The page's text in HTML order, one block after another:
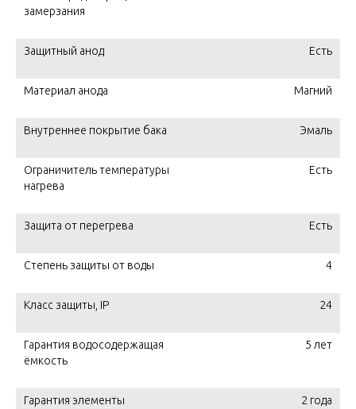
замерзания
Защитный анод Есть
Материал анода Магний
Внутреннее покрытие бака Эмаль
Ограничитель температуры
нагрева
Есть
Защита от перегрева Есть
Степень защиты от воды 4
Класс защиты, IP 24
Гарантия водосодержащая
ёмкость
5 лет
Гарантия элементы
2 года